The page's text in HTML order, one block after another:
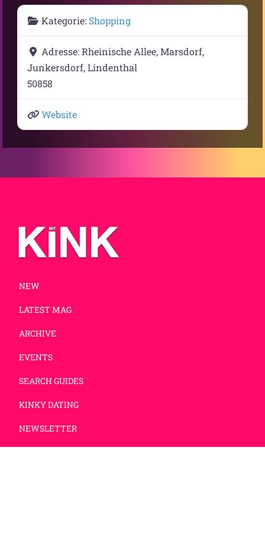
Kategorie: Shopping
Adresse:Rheinische Allee, Marsdorf,
Junkersdorf, Lindenthal
50858
Website
NEW
LATEST MAG
ARCHIVE
EVENTS
SEARCH GUIDES
KINKY DATING
NEWSLETTER